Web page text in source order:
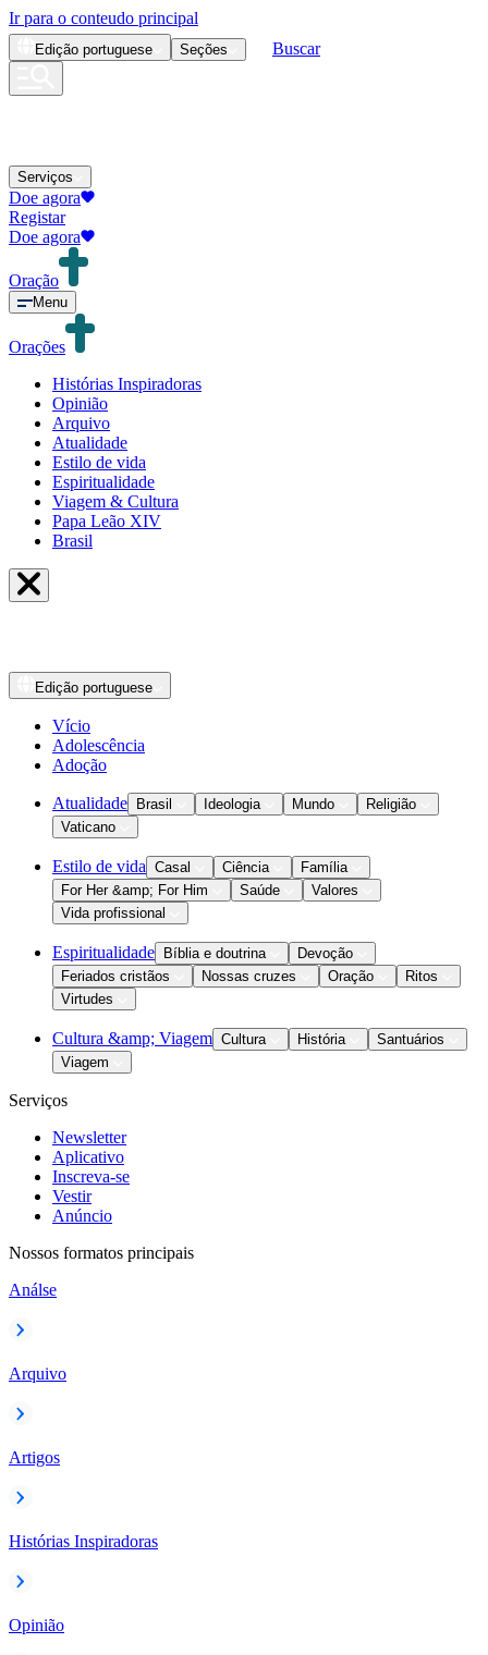
Ir para o conteudo principal
Edição portuguese Seções Buscar
Serviços
Doe agora
Registar
Doe agora
Oração
Menu
Orações
Histórias Inspiradoras
Opinião
Arquivo
Atualidade
Estilo de vida
Espiritualidade
Viagem & Cultura
Papa Leão XIV
Brasil
Edição portuguese
Vício
Adolescência
Adoção
Atualidade Brasil Ideologia Mundo
Religião
Vaticano
Estilo de vida Casal Ciência
Família
For Her &amp; For Him
Saúde
Valores
Vida profissional
Espiritualidade Bíblia e doutrina
Devoção
Feriados cristãos
Nossas cruzes Oração
Ritos
Virtudes
Cultura &amp; Viagem Cultura História
Santuários
Viagem
Serviços
Newsletter
Aplicativo
Inscreva-se
Vestir
Anúncio
Nossos formatos principais
Análse
Arquivo
Artigos
Histórias Inspiradoras
Opinião